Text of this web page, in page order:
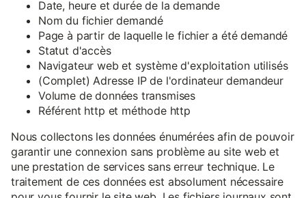
Date, heure et durée de la demande
Nom du fichier demandé
Page à partir de laquelle le fichier a été demandé
Statut d'accès
Navigateur web et système d'exploitation utilisés
(Complet) Adresse IP de l'ordinateur demandeur
Volume de données transmises
Référent http et méthode http
Nous collectons les données énumérées afin de pouvoir
garantir une connexion sans problème au site web et
une prestation de services sans erreur technique. Le
traitement de ces données est absolument nécessaire